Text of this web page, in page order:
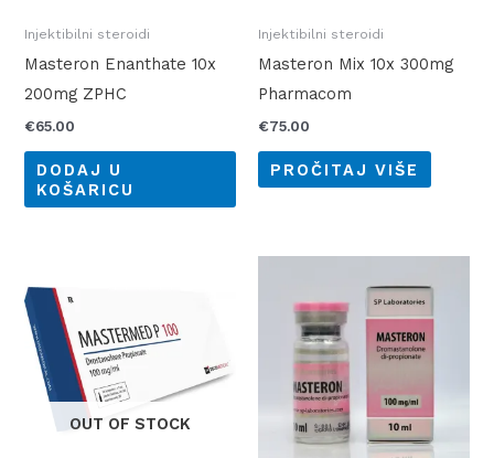
Injektibilni steroidi
Masteron Enanthate 10x
200mg ZPHC
€65.00
DODAJ U
KOŠARICU
Injektibilni steroidi
Masteron Mix 10x 300mg
Pharmacom
€75.00
PROČITAJ VIŠE
OUT OF STOCK